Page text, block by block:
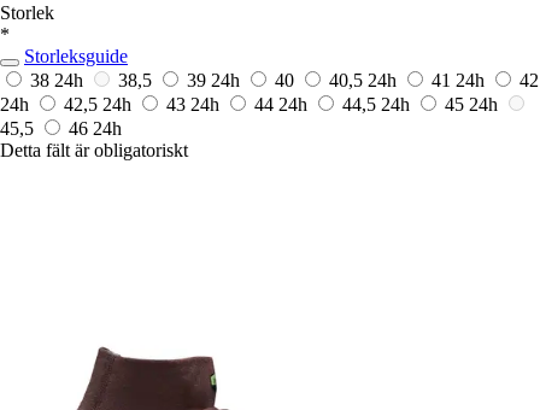
Storlek
*
Storleksguide
38 24h 38,5 39 24h 40 40,5 24h 41 24h
42
24h
42,5 24h 43 24h 44 24h 44,5 24h 45 24h
45,5
46 24h
Detta fält är obligatoriskt